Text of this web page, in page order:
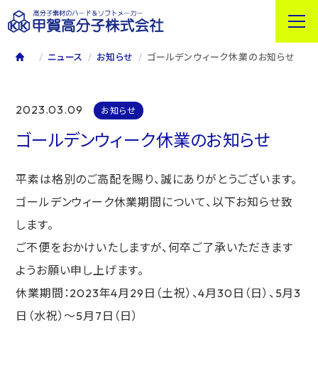
ニュース お知らせ ゴールデンウィーク休業のお知らせ
2023.03.09 お知らせ
ゴールデンウィーク休業のお知らせ
平素は格別のご高配を賜り、誠にありがとうございます。
ゴールデンウィーク休業期間について、以下お知らせ致
します。
ご不便をおかけいたしますが、何卒ご了承いただきます
ようお願い申し上げます。
休業期間：2023年4月29日（土祝）、4月30日（日）、5月3
日（水祝）～5月7日（日）